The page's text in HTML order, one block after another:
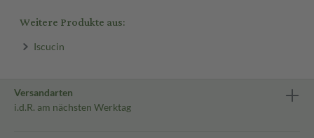
Weitere Produkte aus:
Iscucin
Versandarten
i.d.R. am nächsten Werktag